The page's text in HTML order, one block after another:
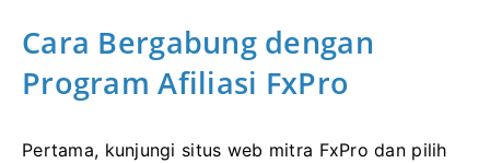
Cara Bergabung dengan
Program Afiliasi FxPro
Pertama, kunjungi situs web mitra FxPro dan pilih